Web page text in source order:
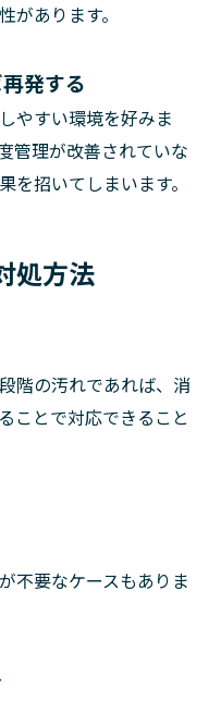
があります。
発する
やすい環境を好みま
管理が改善されていな
を招いてしまいます。
処方法
階の汚れであれば、消
ことで対応できること
不要なケースもありま